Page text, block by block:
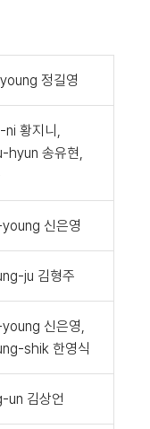
정길영
황지니,
hyun 송유현,
신은영
ju 김형주
신은영,
shik 한영식
un 김상언